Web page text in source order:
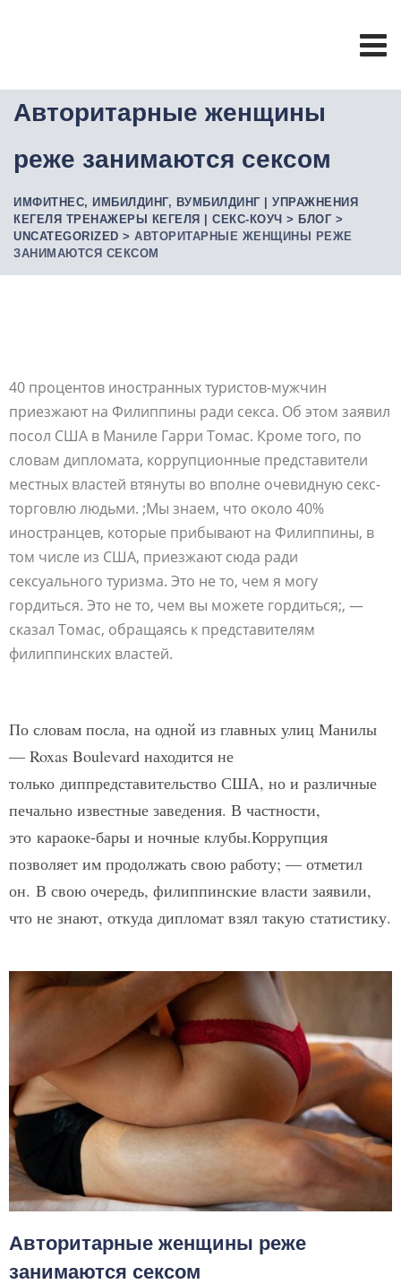
Авторитарные женщины
реже занимаются сексом
ИМФИТНЕС, ИМБИЛДИНГ, ВУМБИЛДИНГ | УПРАЖНЕНИЯ
КЕГЕЛЯ ТРЕНАЖЕРЫ КЕГЕЛЯ | СЕКС-КОУЧ > БЛОГ >
UNCATEGORIZED > АВТОРИТАРНЫЕ ЖЕНЩИНЫ РЕЖЕ
ЗАНИМАЮТСЯ СЕКСОМ
40 процентов иностранных туристов-мужчин
приезжают на Филиппины ради секса. Об этом заявил
посол США в Маниле Гарри Томас. Кроме того, по
словам дипломата, коррупционные представители
местных властей втянуты во вполне очевидную секс-
торговлю людьми. ;Мы знаем, что около 40%
иностранцев, которые прибывают на Филиппины, в
том числе из США, приезжают сюда ради
сексуального туризма. Это не то, чем я могу
гордиться. Это не то, чем вы можете гордиться;, —
сказал Томас, обращаясь к представителям
филиппинских властей.
По словам посла, на одной из главных улиц Манилы
— Roxas Boulevard находится не
только диппредставительство США, но и различные
печально известные заведения. В частности,
это караоке-бары и ночные клубы.Коррупция
позволяет им продолжать свою работу; — отметил
он. В свою очередь, филиппинские власти заявили,
что не знают, откуда дипломат взял такую статистику.
Авторитарные женщины реже
занимаются сексом